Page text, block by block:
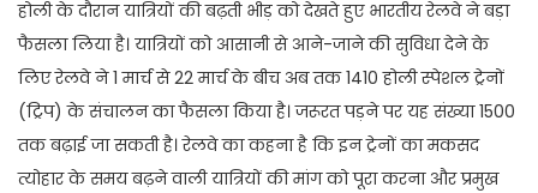
होली के दौरान यात्रियों की बढ़ती भीड़ को देखते हुए भारतीय रेलवे ने बड़ा
फैसला लिया है। यात्रियों को आसानी से आने-जाने की सुविधा देने के
लिए रेलवे ने 1 मार्च से 22 मार्च के बीच अब तक 1410 होली स्पेशल ट्रेनों
(ट्रिप) के संचालन का फैसला किया है। जरूरत पड़ने पर यह संख्या 1500
तक बढ़ाई जा सकती है। रेलवे का कहना है कि इन ट्रेनों का मकसद
त्योहार के समय बढ़ने वाली यात्रियों की मांग को पूरा करना और प्रमुख